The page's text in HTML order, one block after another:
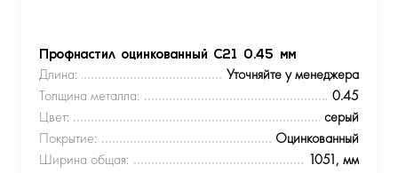
Профнастил оцинкованный С21 0.45 мм
Длина:
Уточняйте у менеджера
Толщина металла:
0.45
Цвет:
серый
Покрытие:
Оцинкованный
Ширина общая:
1051, мм